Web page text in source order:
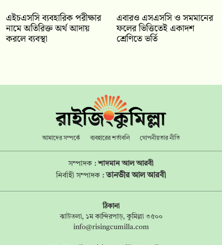
এইচএসসি ব্যবহারিক পরীক্ষার
নামে অতিরিক্ত অর্থ আদায়
করলে ব্যবস্থা
‎এবারও এসএসসি ও সমমানের
ফলের ভিত্তিতেই একাদশ
শ্রেণিতে ভর্তি
আমাদের সম্পর্কে ব্যবহারের শর্তাবলি গোপনীয়তার নীতি
সম্পাদক :শাদমান আল আরবী
নির্বাহী সম্পাদক :তানভীর আল আরবী
ঠিকানা
ঝাউতলা, ১ম কান্দিরপাড়, কুমিল্লা ৩৫০০
info@risingcumilla.com